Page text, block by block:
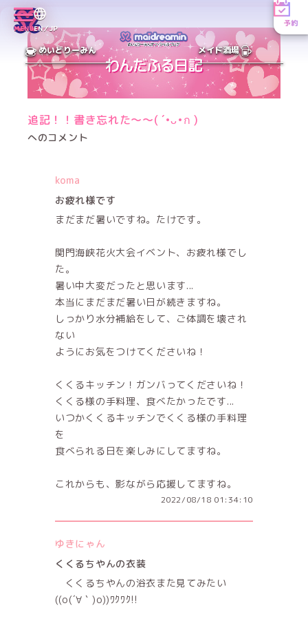
MENUEN／JP
予約
めいどりーみん メイド酒場
追記！！書き忘れた〜〜( ´•ᴗ•ก )
へのコメント
koma
お疲れ様です
まだまだ暑いですね。たけです。
関門海峡花火大会イベント、お疲れ様でし
た。
暑い中大変だったと思います...
本当にまだまだ暑い日が続きますね。
しっかり水分補給をして、ご体調を壊され
ない
ようにお気をつけてくださいね！
くくるキッチン！ガンバってくださいね！
くくる様の手料理、食べたかったです...
いつかくくるキッチンでくくる様の手料理
を
食べられる日を楽しみにしてますね。
これからも、影ながら応援してますね。
2022/08/18 01:34:10
ゆきにゃん
くくるちやんの衣装
くくるちやんの浴衣また見てみたい
((o(´∀｀)o))ﾜｸﾜｸ!!